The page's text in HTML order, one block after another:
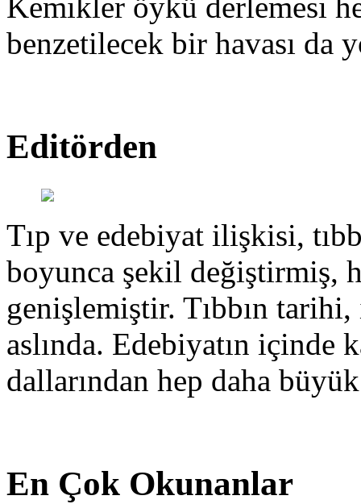
Kemikler öykü derlemesi
benzetilecek bir havası da
Editörden
Tıp ve edebiyat ilişkisi,
boyunca şekil değiştirmiş,
genişlemiştir. Tıbbın
aslında. Edebiyatın içinde
dallarından hep daha
En Çok Okunanlar